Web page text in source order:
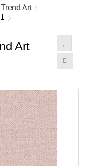
Trend Art
Art